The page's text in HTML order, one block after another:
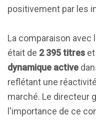
positivement par les
La comparaison avec
était de 2 395 titres et
dynamique active
reflétant une
marché. Le directeur
l'importance de ce